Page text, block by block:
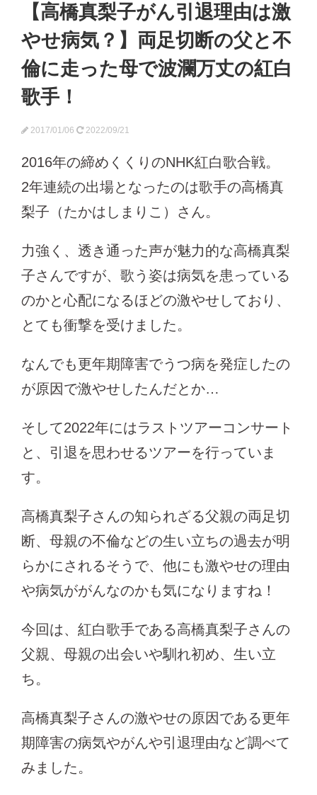
【高橋真梨子がん引退理由は激
やせ病気？】両足切断の父と不
倫に走った母で波瀾万丈の紅白
歌手！
2017/01/06 2022/09/21
2016年の締めくくりのNHK紅白歌合戦。
2年連続の出場となったのは歌手の高橋真
梨子（たかはしまりこ）さん。
力強く、透き通った声が魅力的な高橋真梨
子さんですが、歌う姿は病気を患っている
のかと心配になるほどの激やせしており、
とても衝撃を受けました。
なんでも更年期障害でうつ病を発症したの
が原因で激やせしたんだとか…
そして2022年にはラストツアーコンサート
と、引退を思わせるツアーを行っていま
す。
高橋真梨子さんの知られざる父親の両足切
断、母親の不倫などの生い立ちの過去が明
らかにされるそうで、他にも激やせの理由
や病気ががんなのかも気になりますね！
今回は、紅白歌手である高橋真梨子さんの
父親、母親の出会いや馴れ初め、生い立
ち。
高橋真梨子さんの激やせの原因である更年
期障害の病気やがんや引退理由など調べて
みました。